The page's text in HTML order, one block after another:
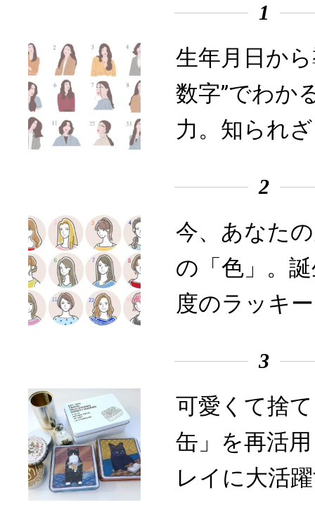
1
生年月日か
数字”でわか
力。知られ
2
今、あなた
の「色」。
度のラッキ
3
可愛くて捨
缶」を再活
レイに大活